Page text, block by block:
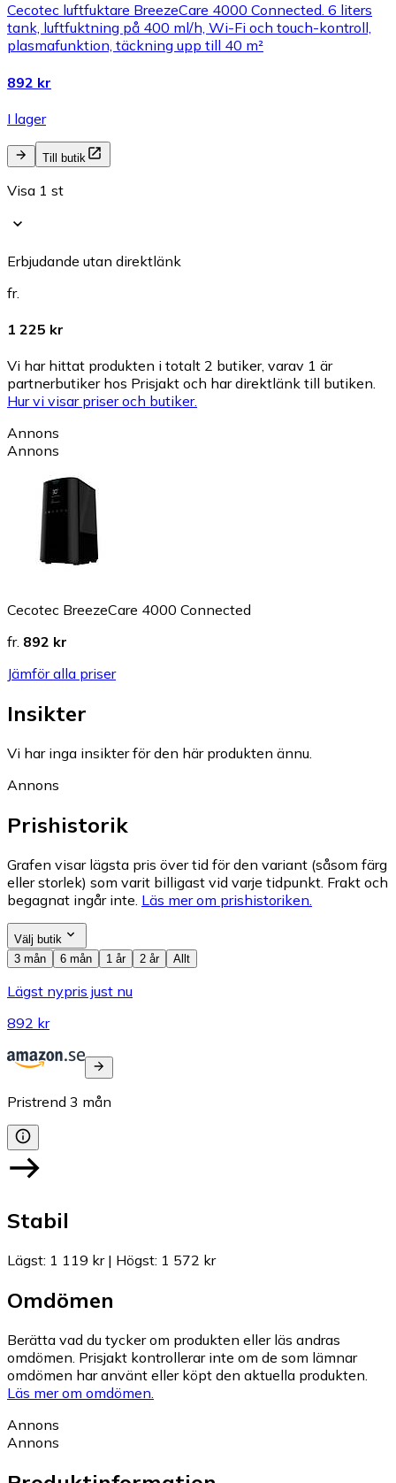
Cecotec luftfuktare BreezeCare 4000 Connected. 6 liters
tank, luftfuktning på 400 ml/h, Wi-Fi och touch-kontroll,
plasmafunktion, täckning upp till 40 m²
892 kr
I lager
Till butik
Visa 1 st
Erbjudande utan direktlänk
fr.
1 225 kr
Vi har hittat produkten i totalt 2 butiker, varav 1 är
partnerbutiker hos Prisjakt och har direktlänk till butiken.
Hur vi visar priser och butiker.
Annons
Annons
Cecotec BreezeCare 4000 Connected
fr. 892 kr
Jämför alla priser
Insikter
Vi har inga insikter för den här produkten ännu.
Annons
Prishistorik
Grafen visar lägsta pris över tid för den variant (såsom färg
eller storlek) som varit billigast vid varje tidpunkt. Frakt och
begagnat ingår inte. Läs mer om prishistoriken.
Välj butik
3 mån
6 mån 1 år 2 år Allt
Lägst nypris just nu
892 kr
Pristrend 3 mån
Stabil
Lägst: 1 119 kr| Högst: 1 572 kr
Omdömen
Berätta vad du tycker om produkten eller läs andras
omdömen. Prisjakt kontrollerar inte om de som lämnar
omdömen har använt eller köpt den aktuella produkten.
Läs mer om omdömen.
Annons
Annons